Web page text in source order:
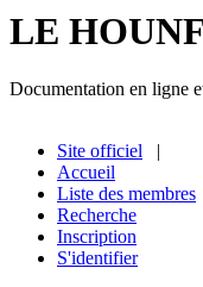
LE
Documentation en ligne
Site officiel |
Accueil
Liste des membres
Recherche
Inscription
S'identifier